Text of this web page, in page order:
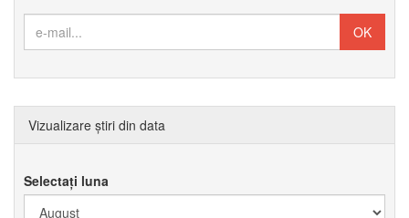
Vizualizare știri din data
Selectați luna